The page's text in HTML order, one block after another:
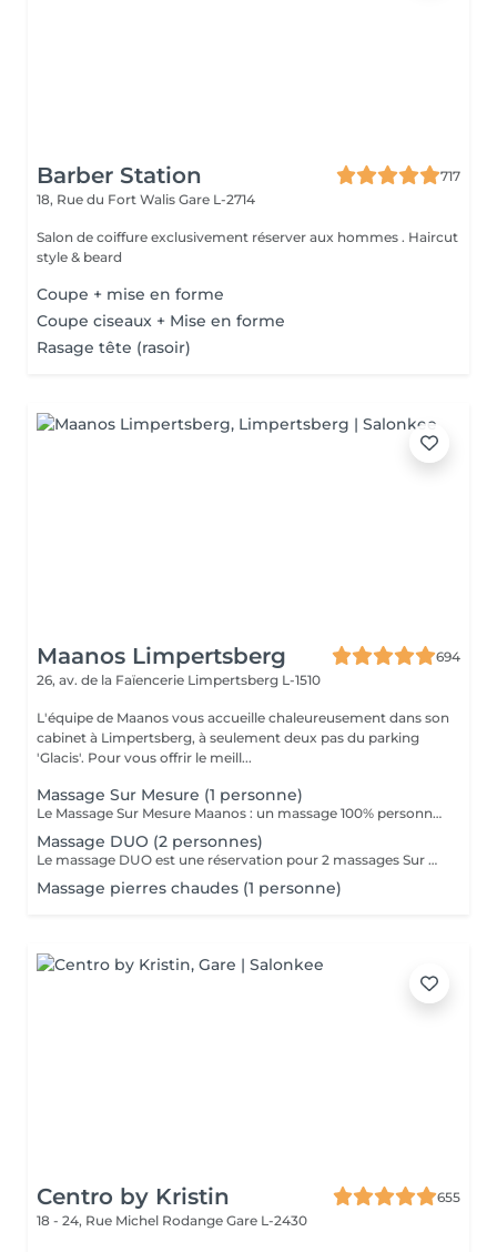
Barber Station
717
18, Rue du Fort Walis Gare L-2714
Salon de coiffure exclusivement réserver aux hommes . Haircut
style & beard
Coupe + mise en forme
Coupe ciseaux + Mise en forme
Rasage tête (rasoir)
Maanos Limpertsberg
694
26, av. de la Faïencerie Limpertsberg L-1510
L'équipe de Maanos vous accueille chaleureusement dans son
cabinet à Limpertsberg, à seulement deux pas du parking
'Glacis'. Pour vous offrir le meill...
Massage Sur Mesure (1 personne)
Le Massage Sur Mesure Maanos : un massage 100% personnalisé en fonction de vos besoins et de vos envies !
Massage DUO (2 personnes)
Le massage DUO est une réservation pour 2 massages Sur Mesure, en même temps dans la même cabine. Les 2 personnes pourront personnaliser leurs massages en fonction de leurs envies. Possibilité de demander 2 cabines séparées en arrivant sur place.
Massage pierres chaudes (1 personne)
Centro by Kristin
655
18 - 24, Rue Michel Rodange Gare L-2430